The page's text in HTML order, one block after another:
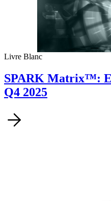
Livre Blanc
SPARK Matrix™:
Q4 2025